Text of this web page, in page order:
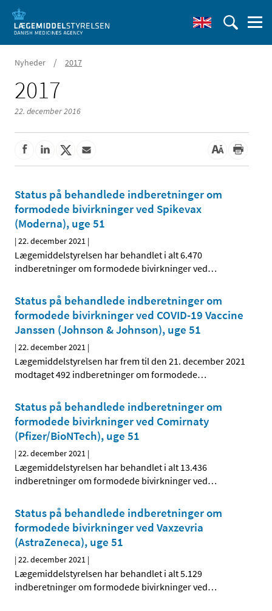
Nyheder / 2017
2017
22. december 2016
Status på behandlede indberetninger om
formodede bivirkninger ved Spikevax
(Moderna), uge 51
|22. december 2021 |
Lægemiddelstyrelsen har behandlet i alt 6.470
indberetninger om formodede bivirkninger ved…
Status på behandlede indberetninger om
formodede bivirkninger ved COVID-19 Vaccine
Janssen (Johnson & Johnson), uge 51
|22. december 2021 |
Lægemiddelstyrelsen har frem til den 21. december 2021
modtaget 492 indberetninger om formodede…
Status på behandlede indberetninger om
formodede bivirkninger ved Comirnaty
(Pfizer/BioNTech), uge 51
|22. december 2021 |
Lægemiddelstyrelsen har behandlet i alt 13.436
indberetninger om formodede bivirkninger ved…
Status på behandlede indberetninger om
formodede bivirkninger ved Vaxzevria
(AstraZeneca), uge 51
|22. december 2021 |
Lægemiddelstyrelsen har behandlet i alt 5.129
indberetninger om formodede bivirkninger ved…